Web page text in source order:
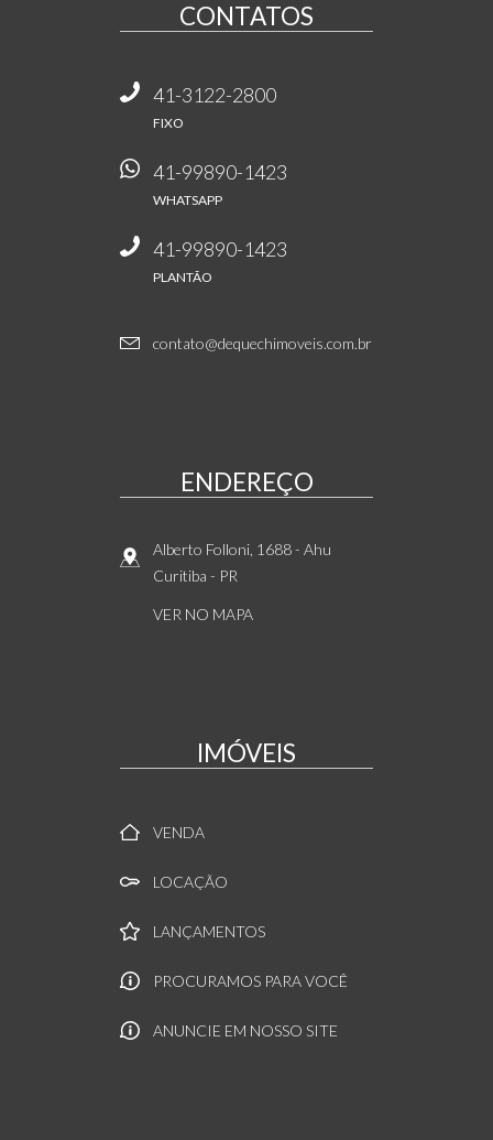
CONTATOS
41-3122-2800
FIXO
41-99890-1423
WHATSAPP
41-99890-1423
PLANTÃO
contato@dequechimoveis.com.br
ENDEREÇO
Alberto Folloni, 1688- Ahu
Curitiba - PR
VER NO MAPA
IMÓVEIS
VENDA
LOCAÇÃO
LANÇAMENTOS
PROCURAMOS PARA VOCÊ
ANUNCIE EM NOSSO SITE